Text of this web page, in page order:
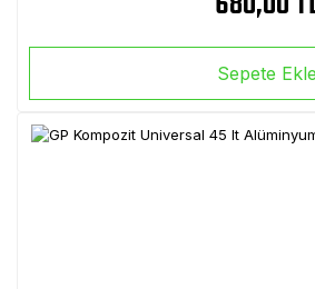
Sepete Ekle